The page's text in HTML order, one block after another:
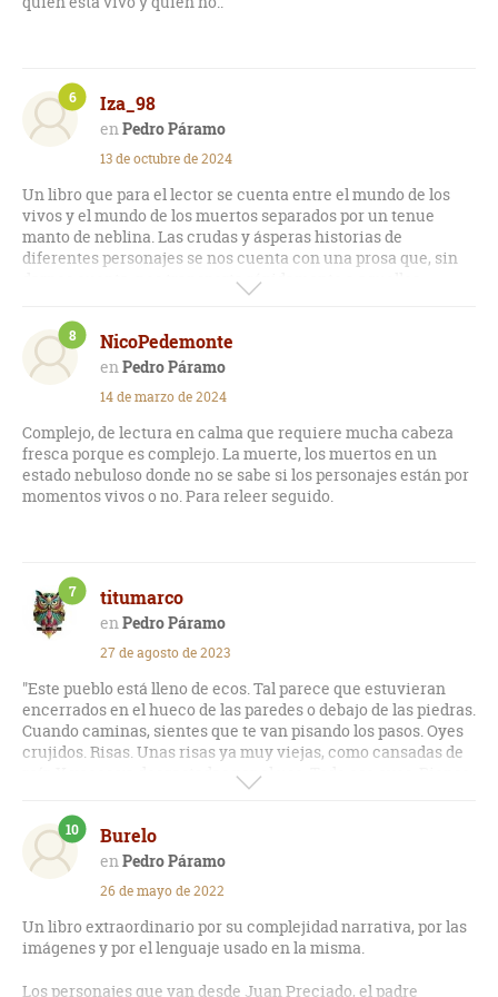
Iza_98
Pedro Páramo
6
13 de octubre de 2024
Un libro que para el lector se cuenta entre el mundo de los
vivos y el mundo de los muertos separados por un tenue
manto de neblina. Las crudas y ásperas historias de
diferentes personajes se nos cuenta con una prosa que, sin
darnos cuenta, nos transporta rápidamente a aquellos
lugares para vivir de cerca las vivencias de los que algún día
habitaron este mundo. Un libro en el cual es fácil perderse y
el lector tiene que regresar pasos para no perderse en el
camino, pero indudablemente se disfruta cada paso que se
da.
NicoPedemonte
Pedro Páramo
8
14 de marzo de 2024
Complejo, de lectura en calma que requiere mucha cabeza
fresca porque es complejo. La muerte, los muertos en un
estado nebuloso donde no se sabe si los personajes están por
momentos vivos o no. Para releer seguido.
titumarco
Pedro Páramo
7
27 de agosto de 2023
"Este pueblo está lleno de ecos. Tal parece que estuvieran
encerrados en el hueco de las paredes o debajo de las piedras.
Cuando caminas, sientes que te van pisando los pasos. Oyes
crujidos. Risas. Unas risas ya muy viejas, como cansadas de
reír. Y voces ya desgastadas por el uso. Todo eso oyes. Pienso
que llegará el día en que estos sonidos se apaguen."
Gran clásico de la narrativa latinoamericana, que presenta la
historia de un gamonal, Pedro Páramo, dueño de la propiedad
"La Media Luna", en Comala, siendo él símbolo de dominio,
pasión, lujuria, a la vez que atormentado por una obsesión
femenina llamada Susana San Juan, por cuya "posesión"
Pedro terminará pagando un alto precio. Paralelo corren
otras historias y personajes, en un ambiente entre onírico,
misterioso, "borrascoso", irreal y fantasmal, con saltos de
Burelo
Pedro Páramo
10
26 de mayo de 2022
Un libro extraordinario por su complejidad narrativa, por las
imágenes y por el lenguaje usado en la misma.
Los personajes que van desde Juan Preciado, el padre